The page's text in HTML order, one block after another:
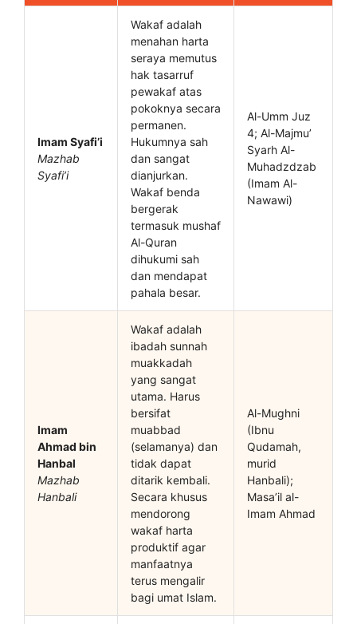
Imam Syafi’i
Mazhab
Syafi’i
Wakaf adalah
menahan harta
seraya memutus
hak tasarruf
pewakaf atas
pokoknya secara
permanen.
Hukumnya sah
dan sangat
dianjurkan.
Wakaf benda
bergerak
termasuk mushaf
Al-Quran
dihukumi sah
dan mendapat
pahala besar.
Al-Umm Juz
4; Al-Majmu’
Syarh Al-
Muhadzdzab
(Imam Al-
Nawawi)
Imam
Ahmad bin
Hanbal
Mazhab
Hanbali
Wakaf adalah
ibadah sunnah
muakkadah
yang sangat
utama. Harus
bersifat
muabbad
(selamanya) dan
tidak dapat
ditarik kembali.
Secara khusus
mendorong
wakaf harta
produktif agar
manfaatnya
terus mengalir
bagi umat Islam.
Al-Mughni
(Ibnu
Qudamah,
murid
Hanbali);
Masa’il al-
Imam Ahmad